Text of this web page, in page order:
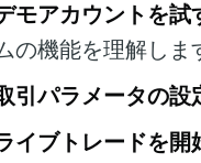
モアカウントを試
の機能を理解しま
引パラメータの設
イブトレードを開